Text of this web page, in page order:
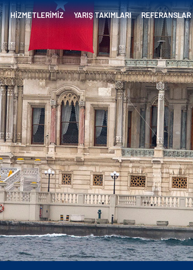
HİZMETLERİMİZ YARIŞ TAKIMLARI REFERANSLAR